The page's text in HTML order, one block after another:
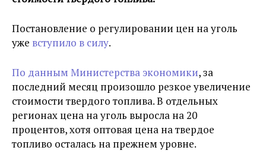
Постановление о регулировании цен на уголь
уже вступило в силу.
По данным Министерства экономики, за
последний месяц произошло резкое увеличение
стоимости твердого топлива. В отдельных
регионах цена на уголь выросла на 20
процентов, хотя оптовая цена на твердое
топливо осталась на прежнем уровне.